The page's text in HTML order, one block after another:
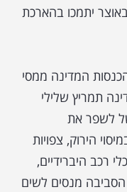
יתמכו בהארכת
המדינה ממסי
תמריץ שלילי
לשפר את
הירוק, צפויות
רכב היברידיים,
מנסים לשים